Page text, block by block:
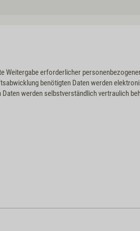
Weitergabe erforderlicher
benötigten Daten werden
werden selbstverständlich vertraulich